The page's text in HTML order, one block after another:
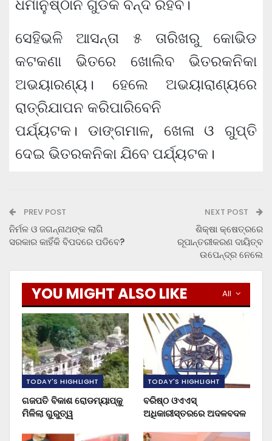
ଧର୍ମାନୁଷ୍ଠାନ ଗୁଡିକ ବନ୍ଦ ରହିବ।
ସେହିଭଳି ଆସନ୍ତା ୫ ତାରିଖରୁ କୋଭିଡ
କଟକଣା ଭିତରେ ଖୋଲିବ ଭିତରକନିକା
ଅଭୟାରଣ୍ୟ। ହେଲେ ଅଭୟାରାଣ୍ୟରେ
ରାତ୍ରିଯାପନ କରିପାରିବେନି
ପର୍ଯ୍ୟଟକ। ଡାଙ୍ଗମାଳ, ଖେଳା ଓ ଗୁପ୍ତି
ଦେଇ ଭିତରକନିକା ଯିବେ ପର୍ଯ୍ୟଟକ।
PREV POST
ନିର୍ମଳ ଓ ଜଗନ୍ନାଥଙ୍କ ଲାଗି
ସରକାର କାହିଁକି ବିପଦରେ ପଡିବେ?
NEXT POST
ଶିକ୍ଷା କ୍ଷେତ୍ରରେ
ରୂପାନ୍ତରୀକରଣ ଦାୟିତ୍ବ
ଉପେନ୍ଦ୍ର ନେଲେ
All
YOU MIGHT ALSO LIKE
TODAY'S HIGHLIGHT
ଗଜପତି ବିକାଶ ରୋଡମ୍ୟାପ୍‌କୁ
ମିଳିଲା ଗୁରୁତ୍ୱ
TODAY'S HIGHLIGHT
ବରିଷ୍ଠ ଓଏଏସ୍‌
ଅଧିକାରୀସ୍ତରରେ ଅଦଳବଦଳ